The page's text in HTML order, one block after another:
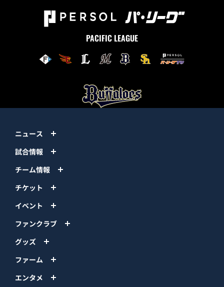
PACIFIC LEAGUE
ニュース
試合情報
チーム情報
チケット
イベント
ファンクラブ
グッズ
ファーム
エンタメ